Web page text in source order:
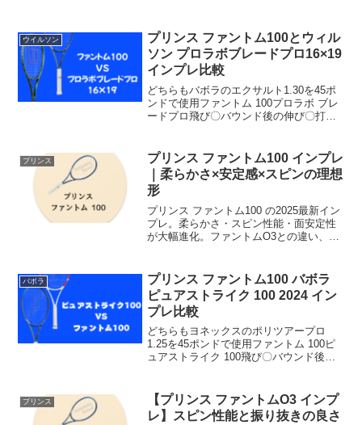
ウイルソン
プリンス ファントム100とウィル
ソン プロラボブレードプロ16×19
インプレ比較
どちらもバボラのエクサルト1.30を45ポ
ンドで使用ファントム 100プロラボ ブレ
ードプロ飛び〇バウンド後の伸び〇打球
ァントム100が良かった点飛びが良くバウ
ンド後の...
プリンス
プリンス ファントム100 インプレ
｜柔らかさ×安定感×スピンの理想
形
プリンス ファントム100 の2025最新イン
プレ。柔らかさ・スピン性能・面安定性
が大幅進化。ファントムO3との違い、RA
バボラ
プリンス ファントム100 バボラ
ピュアストライク 100 2024 イン
プレ比較
どちらもヨネックスのポリツアープロ
1.25を45ポンドで使用ファントム 100ピ
ュアストライク 100飛び〇バウンド後の
比較してファントム 100が良かった点98
インチ...
プリンス
【プリンス ファントムO3 インプ
レ】スピン性能と振り抜きの良さ